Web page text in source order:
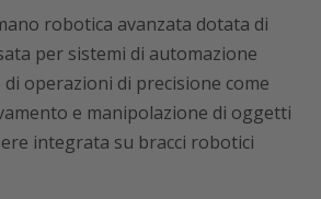
robotica avanzata dotata di
per sistemi di automazione
di operazioni di precisione come
e manipolazione di oggetti
integrata su bracci robotici